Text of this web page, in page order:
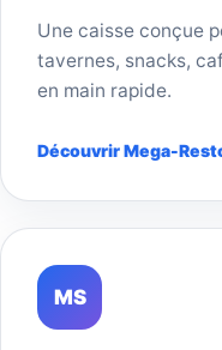
Une caisse conçue
tavernes, snacks,
en main rapide.
Découvrir Mega-
MS